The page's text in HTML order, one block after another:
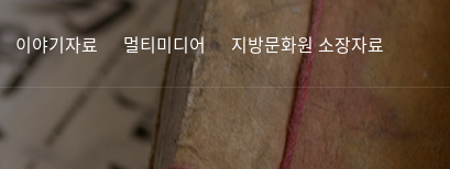
이야기자료 멀티미디어 지방문화원 소장자료